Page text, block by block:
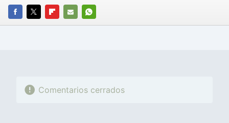
FACEBOOK
TWITTERFLIPBOARD
E-
WHATSAPP
Comentarios cerrados